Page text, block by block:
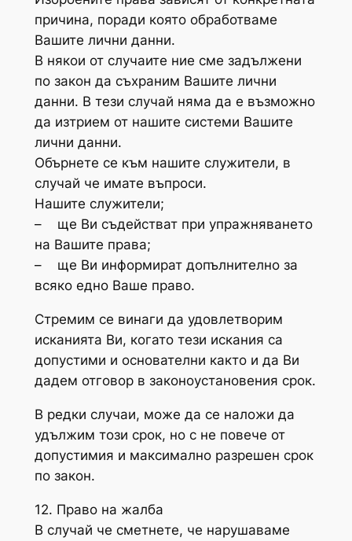
причина, поради която обработваме
Вашите лични данни.
В някои от случаите ние сме задължени
по закон да съхраним Вашите лични
данни. В тези случай няма да е възможно
да изтрием от нашите системи Вашите
лични данни.
Обърнете се към нашите служители, в
случай че имате въпроси.
Нашите служители;
– ще Ви съдействат при упражняването
на Вашите права;
– ще Ви информират допълнително за
всяко едно Ваше право.
Стремим се винаги да удовлетворим
исканията Ви, когато тези искания са
допустими и основателни както и да Ви
дадем отговор в законоустановения срок.
В редки случаи, може да се наложи да
удължим този срок, но с не повече от
допустимия и максимално разрешен срок
по закон.
12. Право на жалба
В случай че сметнете, че нарушаваме